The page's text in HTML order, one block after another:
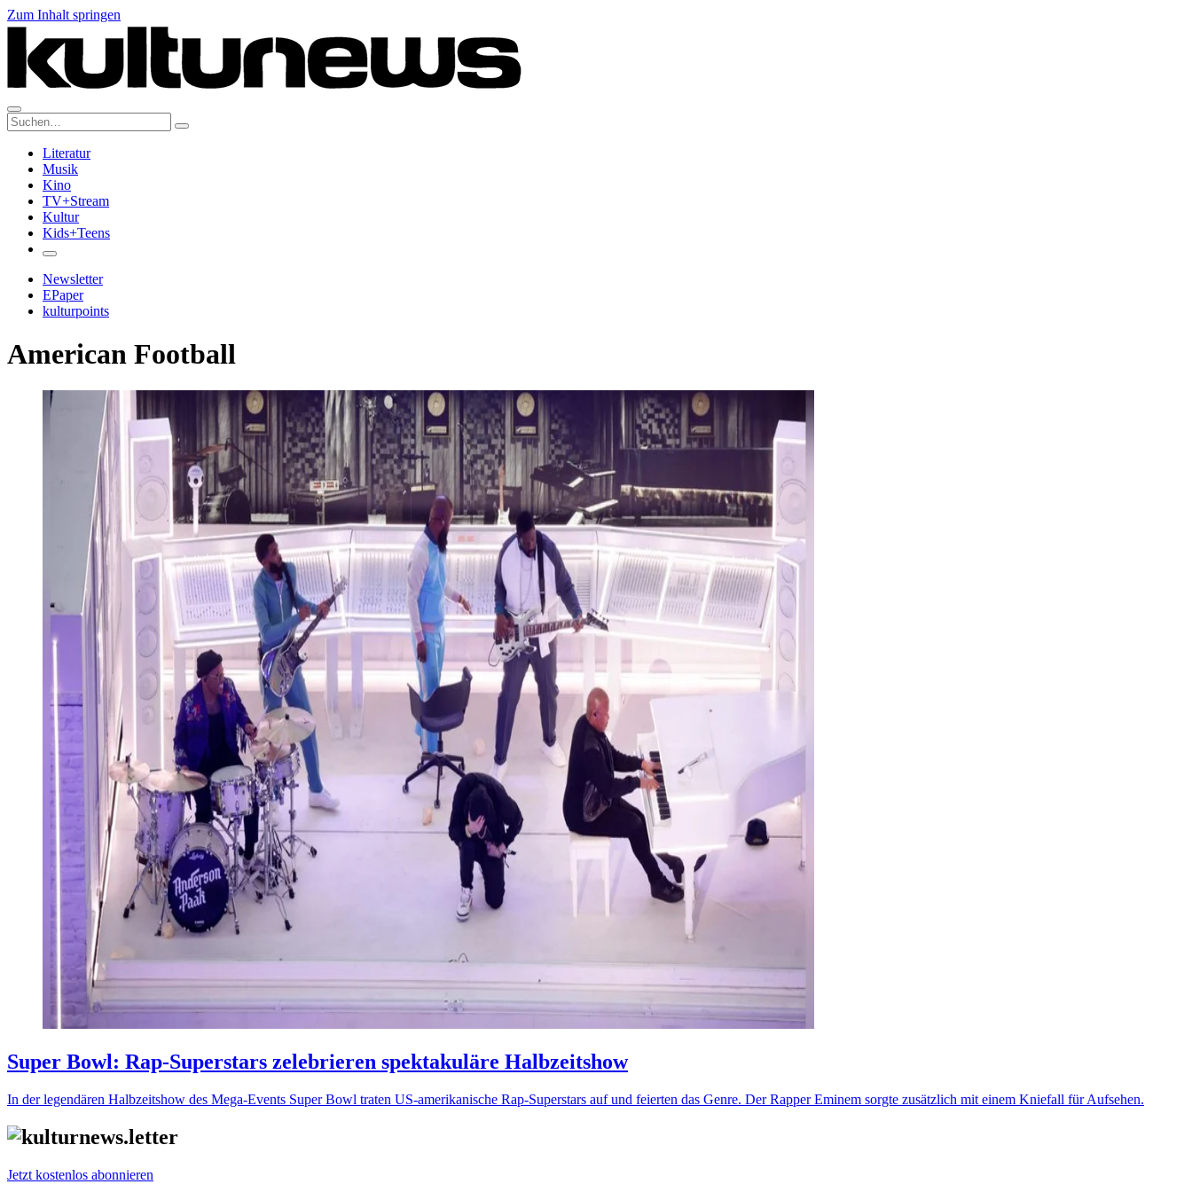
Zum Inhalt springen
Suche:
Literatur
Musik
Kino
TV+Stream
Kultur
Kids+Teens
Newsletter
EPaper
kulturpoints
American Football
Super Bowl: Rap-Superstars zelebrieren spektakuläre Halbzeitshow
In der legendären Halbzeitshow des Mega-Events Super Bowl traten US-amerikanische Rap-Superstars auf und feierten das Genre. Der Rapper Eminem sorgte zusätzlich mit einem Kniefall für Aufsehen.
Jetzt kostenlos abonnieren